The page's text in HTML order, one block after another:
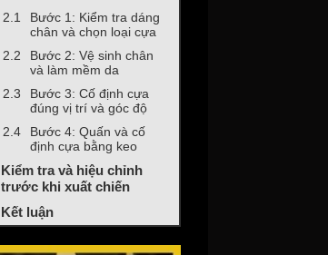
Bước 1: Kiểm tra dáng
chân và chọn loại cựa
Bước 2: Vệ sinh chân
và làm mềm da
Bước 3: Cố định cựa
đúng vị trí và góc độ
Bước 4: Quấn và cố
định cựa bằng keo
Kiểm tra và hiệu chỉnh
trước khi xuất chiến
Kết luận